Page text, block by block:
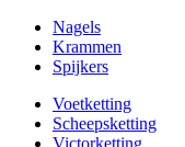
Nagels
Krammen
Spijkers
Voetketting
Scheepsketting
Victorketting